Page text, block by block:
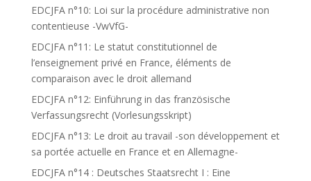
EDCJFA n°10: Loi sur la procédure administrative non
contentieuse -VwVfG-
EDCJFA n°11: Le statut constitutionnel de
l’enseignement privé en France, éléments de
comparaison avec le droit allemand
EDCJFA n°12: Einführung in das französische
Verfassungsrecht (Vorlesungsskript)
EDCJFA n°13: Le droit au travail -son développement et
sa portée actuelle en France et en Allemagne-
EDCJFA n°14 : Deutsches Staatsrecht I : Eine